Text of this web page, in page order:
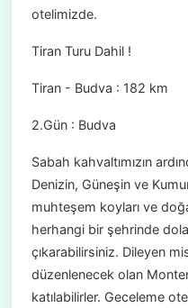
otelimizde.
Tiran Turu Dahil !
Tiran - Budva : 182 km
2.Gün : Budva
Sabah kahvaltımızın
Denizin, Güneşin ve
muhteşem koyları ve
herhangi bir şehrinde
çıkarabilirsiniz. Dileyen
düzenlenecek olan
katılabilirler. Geceleme